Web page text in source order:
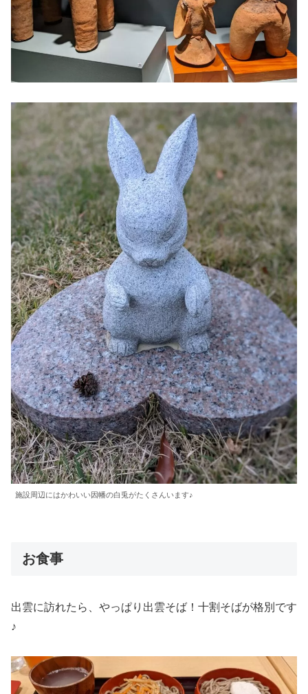
施設周辺にはかわいい因幡の白兎がたくさんいます♪
お食事
出雲に訪れたら、やっぱり出雲そば！十割そばが格別です
♪